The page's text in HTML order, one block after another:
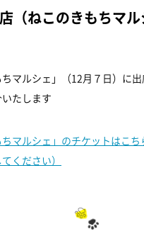
（ねこのきもちマ
ちマルシェ」（12月７日）に
たします
ちマルシェ」のチケットはこ
ください）